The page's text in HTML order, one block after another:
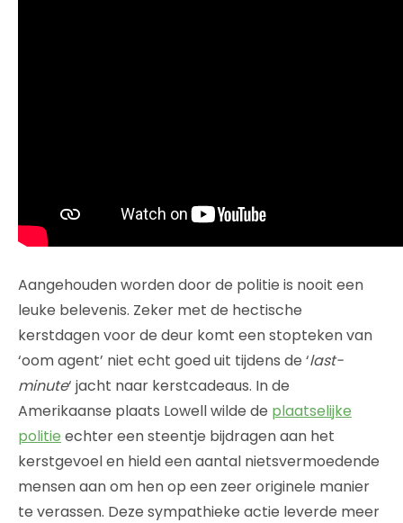
Aangehouden worden door de politie is nooit een
leuke belevenis. Zeker met de hectische
kerstdagen voor de deur komt een stopteken van
‘oom agent’ niet echt goed uit tijdens de ‘last-
minute‘ jacht naar kerstcadeaus. In de
Amerikaanse plaats Lowell wilde de plaatselijke
politie echter een steentje bijdragen aan het
kerstgevoel en hield een aantal nietsvermoedende
mensen aan om hen op een zeer originele manier
te verassen. Deze sympathieke actie leverde meer